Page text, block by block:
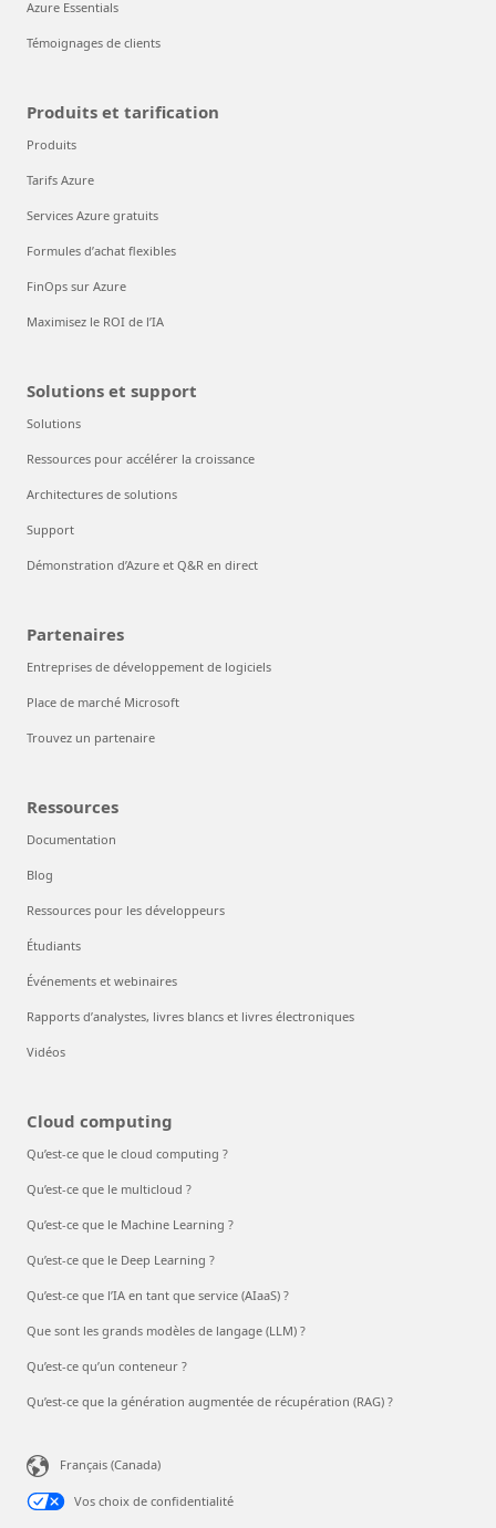
Azure Essentials
Témoignages de clients
Produits et tarification
Produits
Tarifs Azure
Services Azure gratuits
Formules d’achat flexibles
FinOps sur Azure
Maximisez le ROI de l’IA
Solutions et support
Solutions
Ressources pour accélérer la croissance
Architectures de solutions
Support
Démonstration d’Azure et Q&R en direct
Partenaires
Entreprises de développement de logiciels
Place de marché Microsoft
Trouvez un partenaire
Ressources
Documentation
Blog
Ressources pour les développeurs
Étudiants
Événements et webinaires
Rapports d’analystes, livres blancs et livres électroniques
Vidéos
Cloud computing
Qu’est-ce que le cloud computing ?
Qu’est-ce que le multicloud ?
Qu’est-ce que le Machine Learning ?
Qu’est-ce que le Deep Learning ?
Qu’est-ce que l’IA en tant que service (AIaaS) ?
Que sont les grands modèles de langage (LLM) ?
Qu’est-ce qu’un conteneur ?
Qu’est-ce que la génération augmentée de récupération (RAG) ?
Français (Canada)
Vos choix de confidentialité